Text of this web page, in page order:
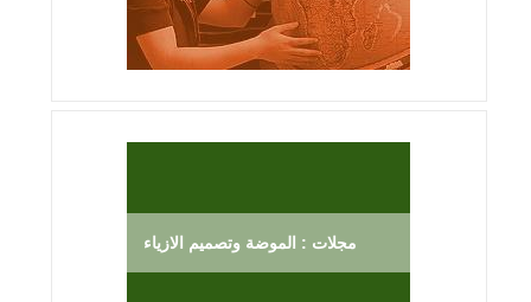
مجلات : الموضة وتصميم الازياء